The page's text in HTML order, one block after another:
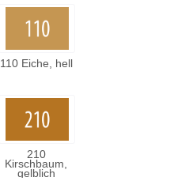
110 Eiche, hell
210
Kirschbaum,
gelblich